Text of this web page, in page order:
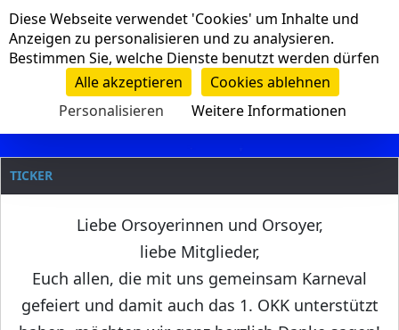
Navigation
Clanname
TICKER
Liebe Orsoyerinnen und Orsoyer,
liebe Mitglieder,
Euch allen, die mit uns gemeinsam Karneval
gefeiert und damit auch das 1. OKK unterstützt
Cookie-Einstellungen
Diese Webseite verwendet 'Cookies' um Inhalte und
Anzeigen zu personalisieren und zu analysieren.
Bestimmen Sie, welche Dienste benutzt werden dürfen
Alle akzeptieren
Cookies ablehnen
Personalisieren
Weitere Informationen